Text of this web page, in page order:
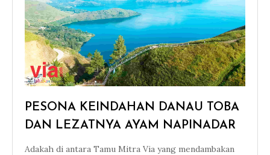
PESONA KEINDAHAN DANAU TOBA
DAN LEZATNYA AYAM NAPINADAR
Adakah di antara Tamu Mitra Via yang mendambakan